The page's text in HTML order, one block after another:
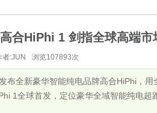
合HiPhi 1 剑指全球高端市
者:JUN 浏览107893次
布全新豪华智能纯电品牌高合HiPhi，
1全球首发，定位豪华全域智能纯电超